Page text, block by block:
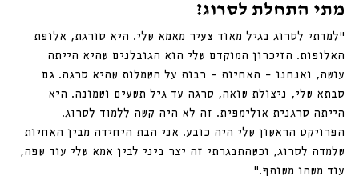
מתי התחלת לסרוג?
״למדתי לסרוג בגיל מאוד צעיר מאמא שלי. היא סורגת, אלופת
האלופות. הזיכרון המוקדם שלי הוא הגובלנים שהיא הייתה
עושה, ואנחנו – האחיות – רבות על השמלות שהיא סרגה. גם
סבתא שלי, ניצולת שואה, סרגה עד גיל תשעים ושמונה. היא
הייתה סרגנית אולימפית. זה לא היה קשה ללמוד לסרוג.
הפרויקט הראשון שלי היה כובע. אני הבת היחידה מבין האחיות
שלמדה לסרוג, וכשהתבגרתי זה יצר ביני לבין אמא שלי עוד שפה,
עוד משהו משותף.״